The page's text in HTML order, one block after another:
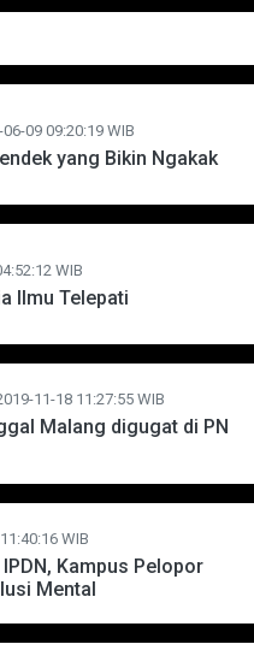
09 09:20:19 WIB
yang Bikin Ngakak
WIB
Ilmu Telepati
11-18 11:27:55 WIB
Malang digugat di PN
WIB
Kampus Pelopor
Mental